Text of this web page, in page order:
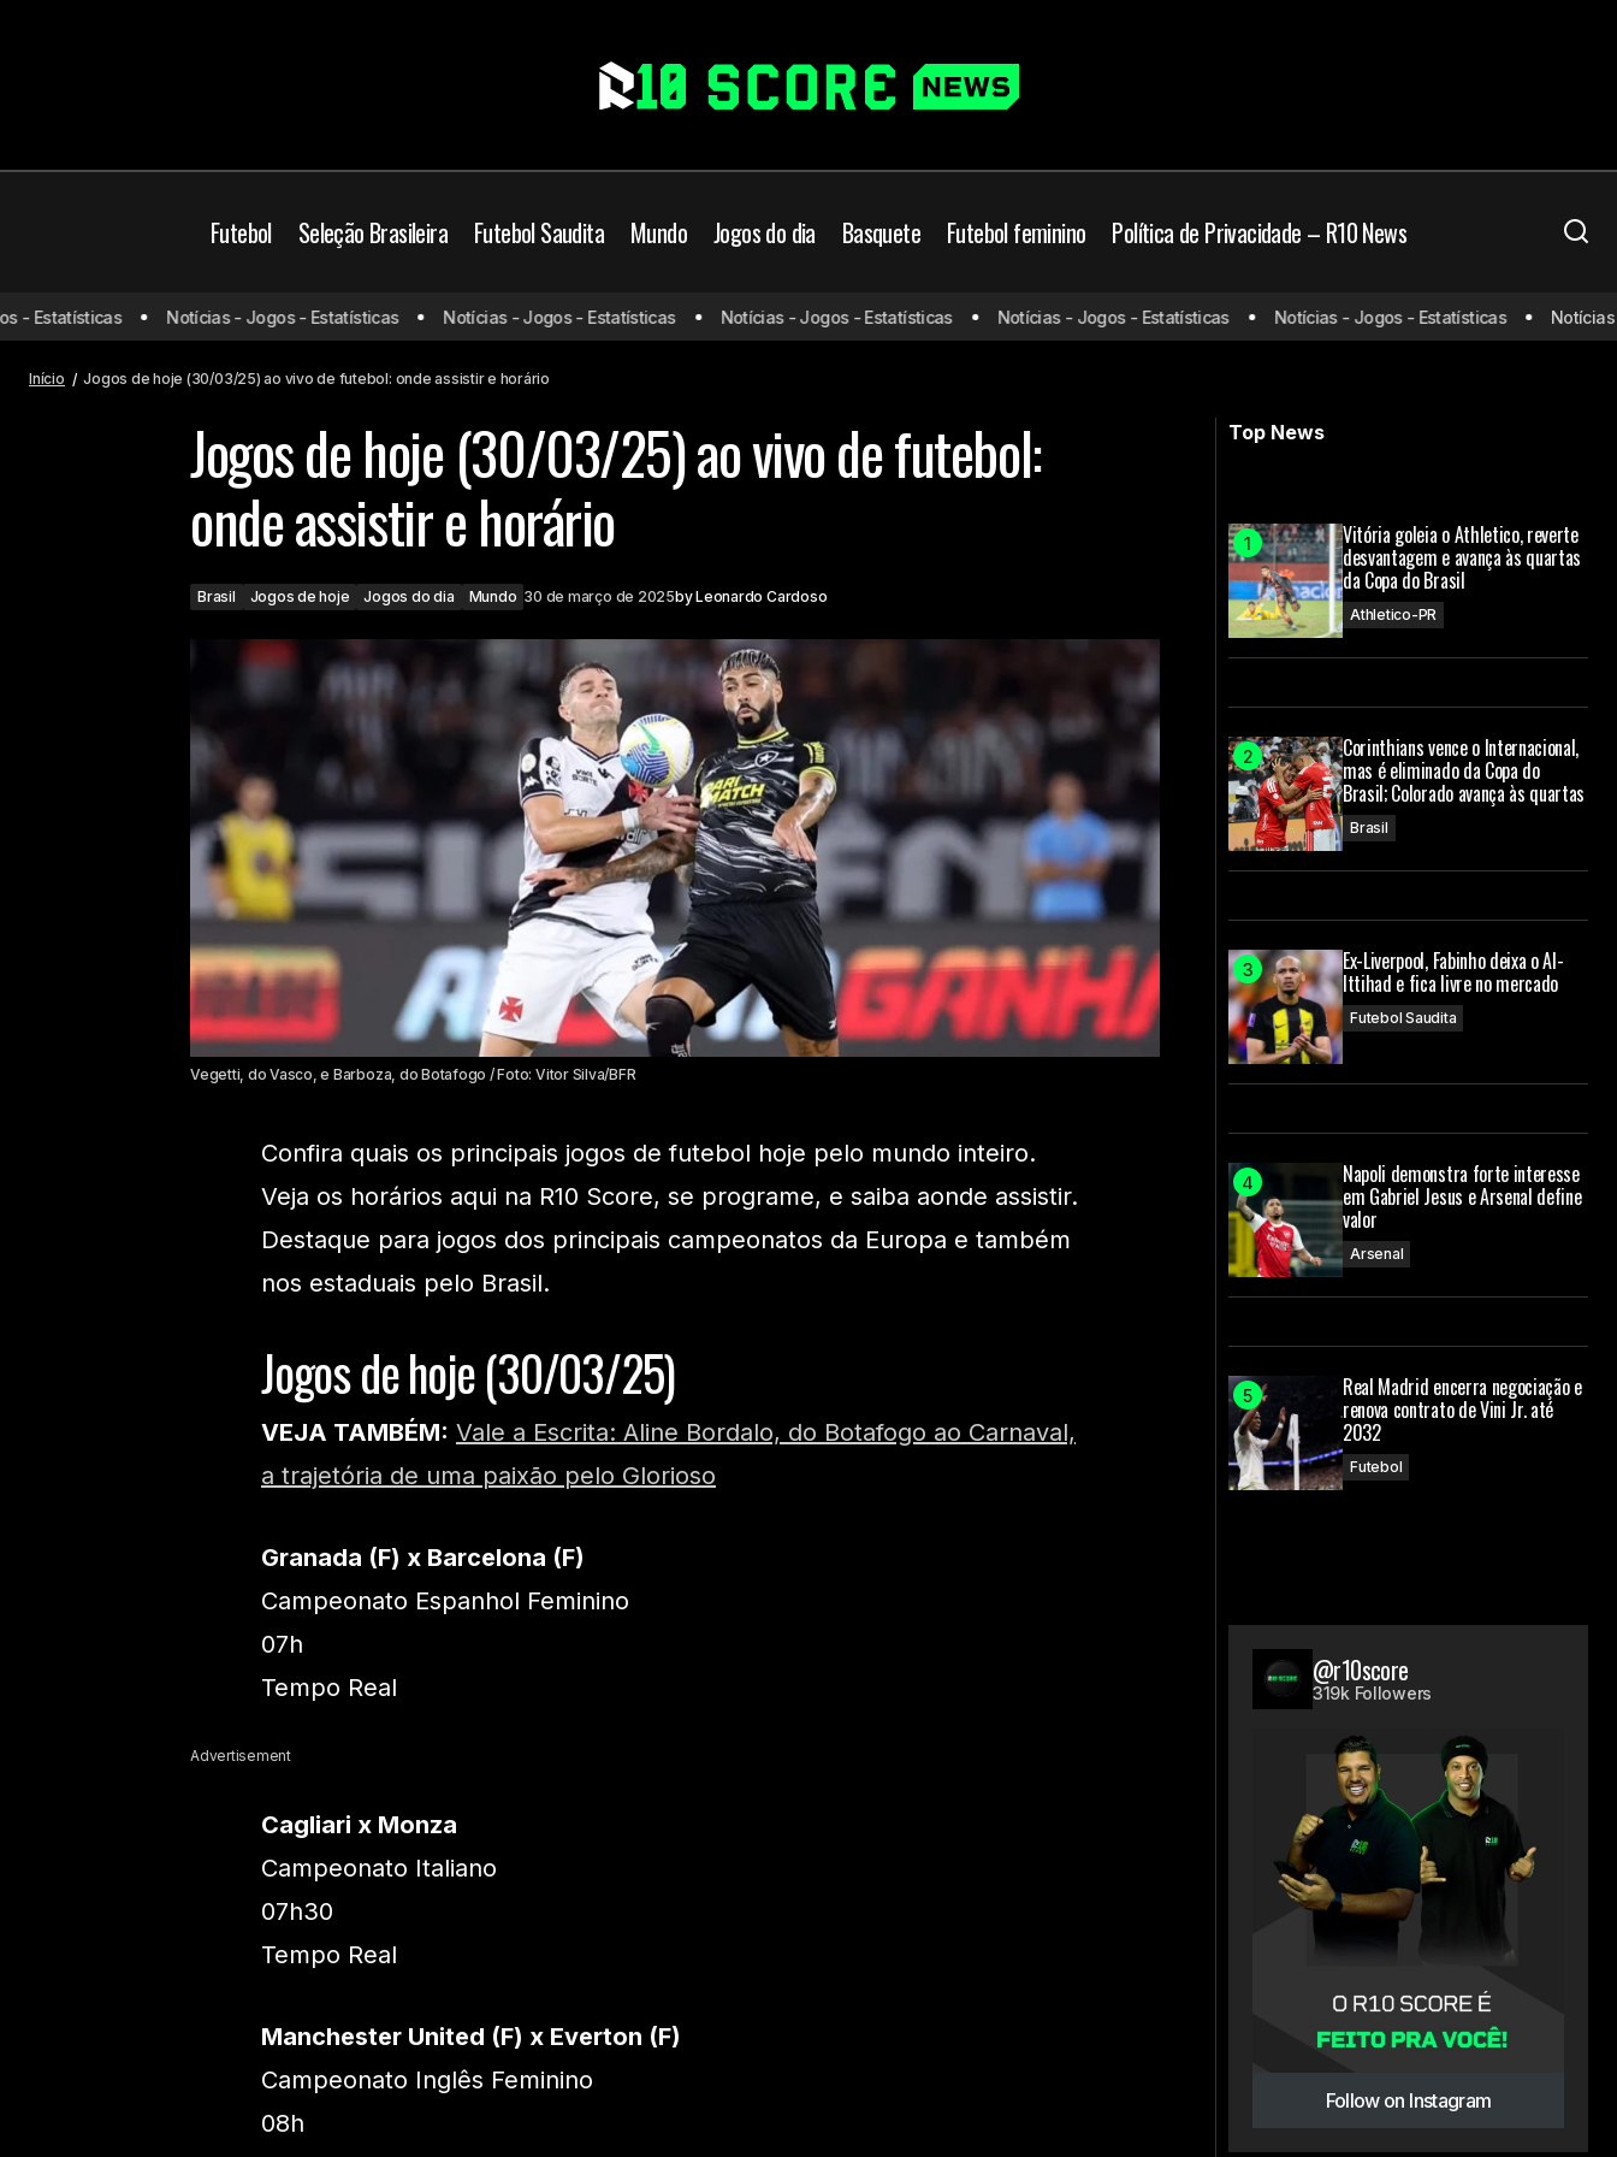
Futebol Seleção Brasileira Futebol Saudita Mundo Jogos do dia Basquete Futebol feminino Política de Privacidade – R10 News
Relembre os maiores jejuns de titulos
do Brasileirão
Brasil Jogos de hoje
Jogos do dia
Mundo
Jogos de hoje (30/03/25) ao vivo de futebol: onde assistir e
horário
Jogos de hoje (31/03/25) ao vivo de
futebol: onde assistir e horário
Estatísticas Notícias - Jogos - Estatísticas Notícias - Jogos - Estatísticas Notícias - Jogos - Estatísticas Notícias - Jogos - Estatísticas Notícias - Jogos - Estatísticas Notícias -
Início Jogos de hoje (30/03/25) ao vivo de futebol: onde assistir e horário
Jogos de hoje (30/03/25) ao vivo de futebol:
onde assistir e horário
Brasil Jogos de hoje Jogos do dia Mundo 30 de março de 2025byLeonardo Cardoso
Vegetti, do Vasco, e Barboza, do Botafogo / Foto: Vitor Silva/BFR
Confira quais os principais jogos de futebol hoje pelo mundo inteiro.
Veja os horários aqui na R10 Score, se programe, e saiba aonde assistir.
Destaque para jogos dos principais campeonatos da Europa e também
nos estaduais pelo Brasil.
Jogos de hoje (30/03/25)
VEJA TAMBÉM: Vale a Escrita: Aline Bordalo, do Botafogo ao Carnaval,
a trajetória de uma paixão pelo Glorioso
Granada (F) x Barcelona (F)
Campeonato Espanhol Feminino
07h
Tempo Real
Advertisement
Cagliari x Monza
Campeonato Italiano
07h30
Tempo Real
Manchester United (F) x Everton (F)
Campeonato Inglês Feminino
08h
Top News
Vitória goleia o Athletico, reverte
desvantagem e avança às quartas
da Copa do Brasil
Athletico-PR
Corinthians vence o Internacional,
mas é eliminado da Copa do
Brasil; Colorado avança às quartas
Brasil
Ex-Liverpool, Fabinho deixa o Al-
Ittihad e fica livre no mercado
Futebol Saudita
Napoli demonstra forte interesse
em Gabriel Jesus e Arsenal define
valor
Arsenal
Real Madrid encerra negociação e
renova contrato de Vini Jr. até
2032
Futebol
@r10score
319k Followers
Follow on Instagram